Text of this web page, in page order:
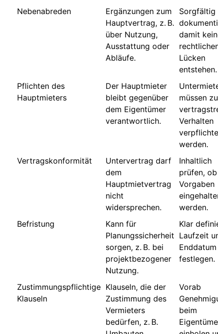
Nebenabreden
Ergänzungen zum
Hauptvertrag, z. B.
über Nutzung,
Ausstattung oder
Abläufe.
Sorgfältig
damit
Lücken
entstehen.
Pflichten des
Hauptmieters
Der Hauptmieter
bleibt gegenüber
dem Eigentümer
verantwortlich.
müssen zu
Verhalten
werden.
Vertragskonformität
Untervertrag darf
dem
Hauptmietvertrag
nicht
widersprechen.
Inhaltlich
prüfen,
Vorgaben
werden.
Befristung
Kann für
Planungssicherheit
sorgen, z. B. bei
projektbezogener
Nutzung.
Klar
Laufzeit
Enddatum
festlegen.
Zustimmungspflichtige
Klauseln
Klauseln, die der
Zustimmung des
Vermieters
bedürfen, z. B.
Vorab
beim